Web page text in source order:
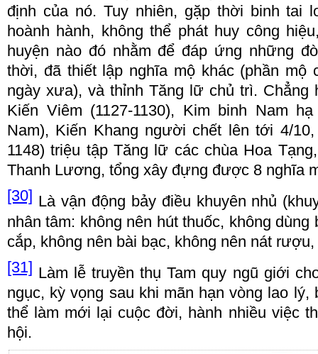
định của nó. Tuy nhiên, gặp thời binh tai
hoành hành, không thể phát huy công hiệ
huyện nào đónhằm để đáp ứng những đò
thời, đã thiết l ập nghĩa mộkhác (phần mộ
ngày xưa), vàthỉnh Tăng l ữ chủ trì. Chẳng
Kiến Viêm (1127-1130), Kim binh Nam hạ
Nam), Kiến Khang người chết l ên tới 4/
1148) triệu tập Tăng l ữ các chùa Hoa Tạ
Thanh Lương, tổng xây đựng được 8 nghĩa
[30] Làvận động bảy điều khuyên nhủ
nhân tâm: không nên hút thuốc, không dùng
cắp, không nên bài bạc, không nên nát rượ
[31] Làm l ễ truyền thụ Tam quy ngũ giới
ngục, kỳ vọng sau khi mãn hạn vòng lao lý,
thể àm mới l ại cuộc đời, hành nhiều việc
hội.